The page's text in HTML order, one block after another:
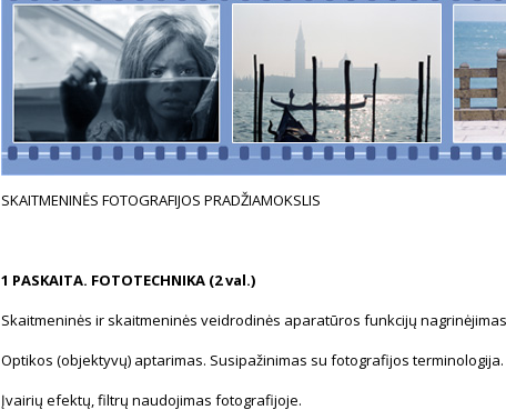
SKAITMENINĖS FOTOGRAFIJOS PRADŽIAMOKSLIS
1 PASKAITA. FOTOTECHNIKA (2 val.)
Skaitmeninės ir skaitmeninės veidrodinės aparatūros funkcijų
Optikos (objektyvų) aptarimas. Susipažinimas su fotografijos terminologija.
Įvairių efektų, filtrų naudojimas fotografijoje.